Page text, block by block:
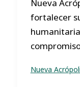
Nueva
fortalecer
Nueva